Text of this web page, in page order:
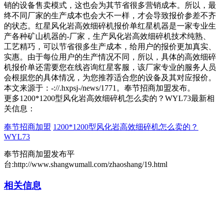
销的设备售卖模式，这也会为其节省很多营销成本。所以，最
终不同厂家的生产成本也会大不一样，才会导致报价参差不齐
的状态。红星风化岩高效细碎机报价单红星机器是一家专业生
产各种矿山机器的-厂家，生产风化岩高效细碎机技术纯熟、
工艺精巧，可以节省很多生产成本，给用户的报价更加真实、
实惠。由于每位用户的生产情况不同，所以，具体的高效细碎
机报价单还需要您在线咨询红星客服，该厂家专业的服务人员
会根据您的具体情况，为您推荐适合您的设备及其对应报价。
本文来源于：-://.hxpsj-/news/1771。奉节招商加盟发布。
更多1200*1200型风化岩高效细碎机怎么卖的？WYL73最新相
关信息：
奉节招商加盟 1200*1200型风化岩高效细碎机怎么卖的？
WYL73
奉节招商加盟发布平
台:http://www.shangwumall.com/zhaoshang/19.html
相关信息